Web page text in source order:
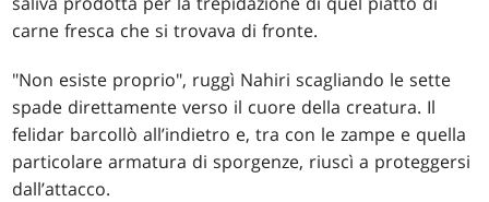
carne fresca che si trovava di fronte.
"Non esiste proprio", ruggì Nahiri scagliando le sette
spade direttamente verso il cuore della creatura. Il
felidar barcollò all’indietro e, tra con le zampe e quella
particolare armatura di sporgenze, riuscì a proteggersi
dall’attacco.